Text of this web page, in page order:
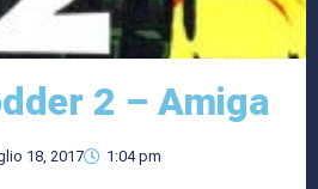
2 – Amiga
18, 2017
1:04 pm